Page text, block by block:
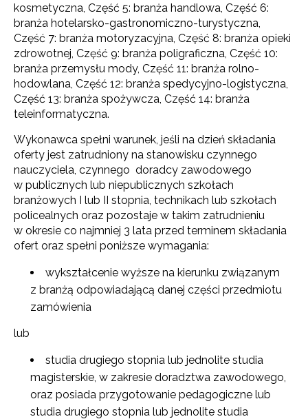
kosmetyczna, Część 5: branża handlowa, Część 6:
branża hotelarsko-gastronomiczno-turystyczna,
Część 7: branża motoryzacyjna, Część 8: branża opieki
zdrowotnej, Część 9: branża poligraficzna, Część 10:
branża przemysłu mody, Część 11: branża rolno-
hodowlana, Część 12: branża spedycyjno-logistyczna,
Część 13: branża spożywcza, Część 14: branża
teleinformatyczna.
Wykonawca spełni warunek, jeśli na dzień składania
oferty jest zatrudniony na stanowisku czynnego
nauczyciela, czynnego doradcy zawodowego
w publicznych lub niepublicznych szkołach
branżowych I lub II stopnia, technikach lub szkołach
policealnych oraz pozostaje w takim zatrudnieniu
w okresie co najmniej 3 lata przed terminem składania
ofert oraz spełni poniższe wymagania:
wykształcenie wyższe na kierunku związanym
z branżą odpowiadającą danej części przedmiotu
zamówienia
lub
studia drugiego stopnia lub jednolite studia
magisterskie, w zakresie doradztwa zawodowego,
oraz posiada przygotowanie pedagogiczne lub
studia drugiego stopnia lub jednolite studia